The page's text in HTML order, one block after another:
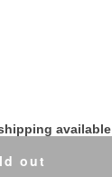
available
out